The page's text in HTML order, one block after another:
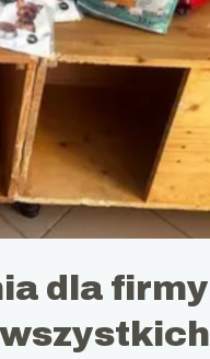
dla firmy
wszystkich